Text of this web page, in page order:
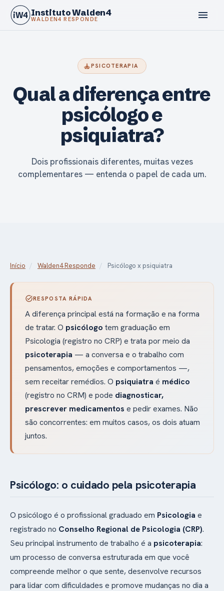
iW4 Instituto Walden4
WALDEN4 RESPONDE menu
calendar_today
self_improvementPSICOTERAPIA
Qual a diferença entre
psicólogo e
psiquiatra?
Dois profissionais diferentes, muitas vezes
complementares — entenda o papel de cada um.
Início / Walden4 Responde / Psicólogo x psiquiatra
task_altRESPOSTA RÁPIDA
A diferença principal está na formação e na forma
de tratar. O psicólogo tem graduação em
Psicologia (registro no CRP) e trata por meio da
psicoterapia — a conversa e o trabalho com
pensamentos, emoções e comportamentos —,
sem receitar remédios. O psiquiatra é médico
(registro no CRM) e pode diagnosticar,
prescrever medicamentos e pedir exames. Não
são concorrentes: em muitos casos, os dois atuam
juntos.
Psicólogo: o cuidado pela psicoterapia
O psicólogo é o profissional graduado em Psicologia e
registrado no Conselho Regional de Psicologia (CRP).
Seu principal instrumento de trabalho é a psicoterapia:
um processo de conversa estruturada em que você
compreende melhor o que sente, desenvolve recursos
para lidar com dificuldades e promove mudanças no dia a